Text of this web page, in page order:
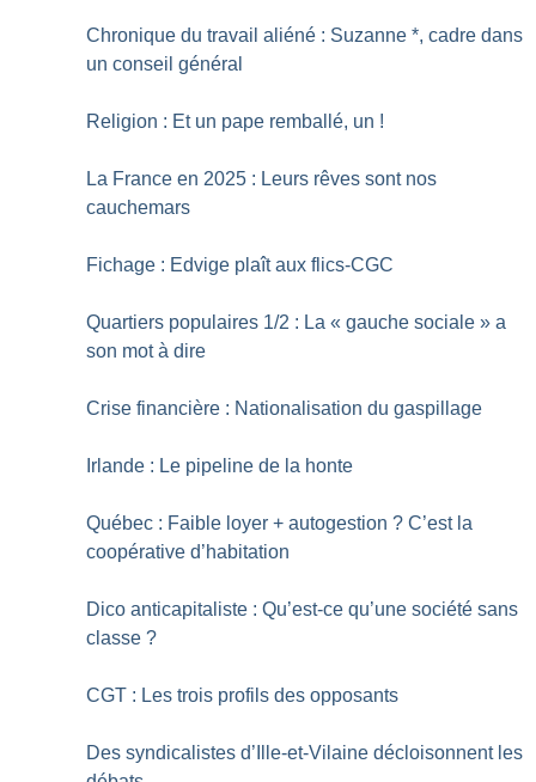
Chronique du travail aliéné : Suzanne *, cadre dans
un conseil général
Religion : Et un pape remballé, un !
La France en 2025 : Leurs rêves sont nos
cauchemars
Fichage : Edvige plaît aux flics-CGC
Quartiers populaires 1/2 : La « gauche sociale » a
son mot à dire
Crise financière : Nationalisation du gaspillage
Irlande : Le pipeline de la honte
Québec : Faible loyer + autogestion ? C’est la
coopérative d’habitation
Dico anticapitaliste : Qu’est-ce qu’une société sans
classe ?
CGT : Les trois profils des opposants
Des syndicalistes d’Ille-et-Vilaine décloisonnent les